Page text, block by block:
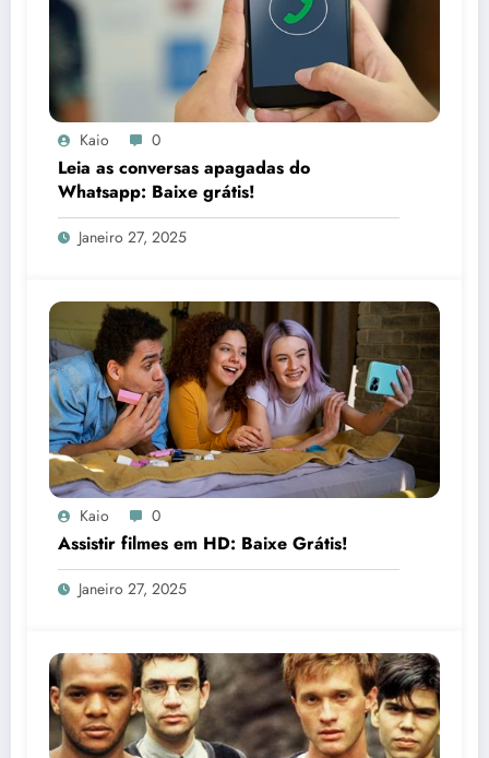
Kaio 0
Leia as conversas apagadas do
Whatsapp: Baixe grátis!
Janeiro 27, 2025
Kaio 0
Assistir filmes em HD: Baixe Grátis!
Janeiro 27, 2025